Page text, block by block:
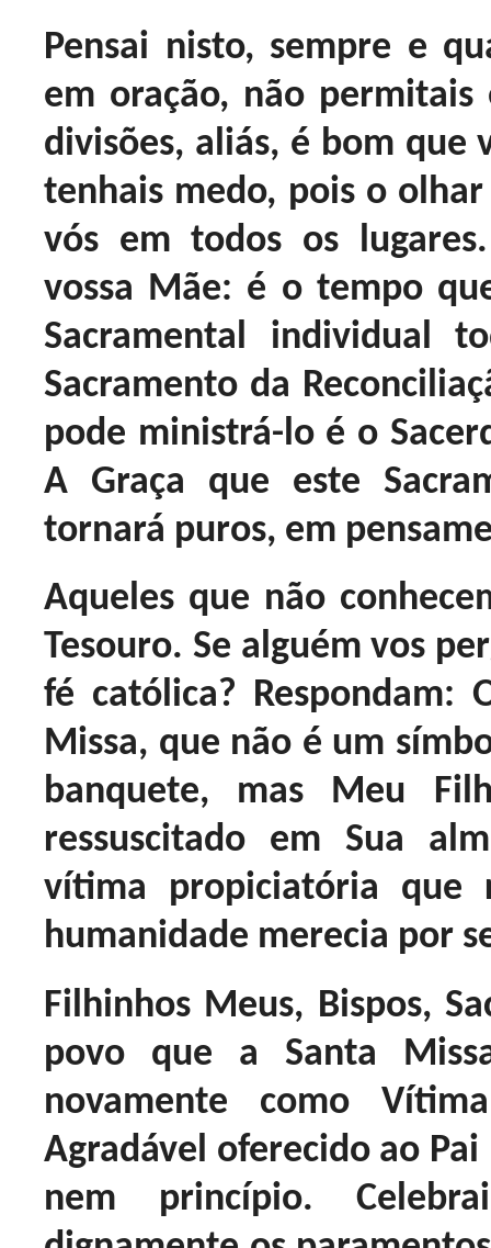
Pensai nisto, sempre e
em oração, não
divisões, aliás, é bom que
tenhais medo, pois o
vós em todos os
vossa Mãe: é o tempo
Sacramental individual
Sacramento da
pode ministrá-lo é o
A Graça que este
tornará puros, em
Aqueles que não
Tesouro. Se alguém vos
fé católica? Respondam:
Missa, que não é um
banquete, mas Meu
ressuscitado em Sua
vítima propiciatória que
humanidade merecia por
Filhinhos Meus, Bispos,
povo que a Santa
novamente como
Agradável oferecido ao
nem princípio.